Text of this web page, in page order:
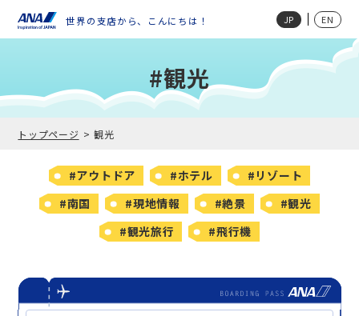
世界の支店から、こんにちは！ JP EN
#観光
トップページ 観光
#アウトドア #ホテル
#リゾート
#南国
#現地情報 #絶景
#観光
#観光旅行
#飛行機